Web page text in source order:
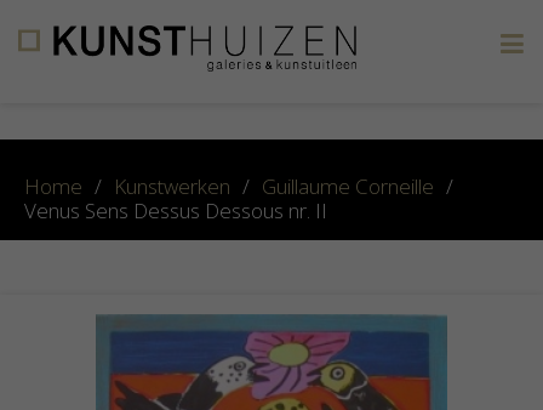
Home / Kunstwerken / Guillaume Corneille /
Venus Sens Dessus Dessous nr. II